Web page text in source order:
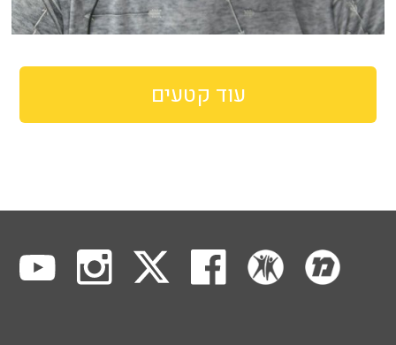
עוד קטעים